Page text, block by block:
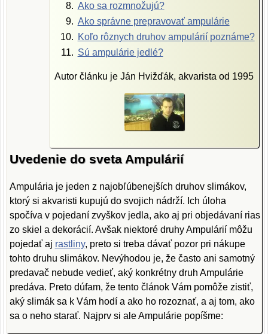
Ako sa rozmnožujú?
Ako správne prepravovať ampulárie
Koľo rôznych druhov ampulárií poznáme?
Sú ampulárie jedlé?
Autor článku je Ján Hvižďák, akvarista od 1995
Uvedenie do sveta Ampulárií
Ampulária je jeden z najobľúbenejších druhov slimákov,
ktorý si akvaristi kupujú do svojich nádrží. Ich úloha
spočíva v pojedaní zvyškov jedla, ako aj pri objedávaní rias
zo skiel a dekorácií. Avšak niektoré druhy Ampulárií môžu
pojedať aj rastliny, preto si treba dávať pozor pri nákupe
tohto druhu slimákov. Nevýhodou je, že často ani samotný
predavač nebude vedieť, aký konkrétny druh Ampulárie
predáva. Preto dúfam, že tento článok Vám pomôže zistiť,
aký slimák sa k Vám hodí a ako ho rozoznať, a aj tom, ako
sa o neho starať. Najprv si ale Ampulárie popíšme: